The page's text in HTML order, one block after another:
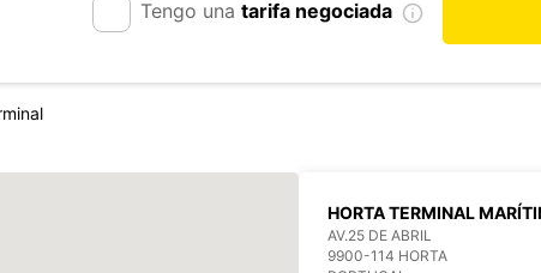
Tengo una tarifa negociada
HORTA TERMINAL
AV.25 DE ABRIL
9900-114 HORTA